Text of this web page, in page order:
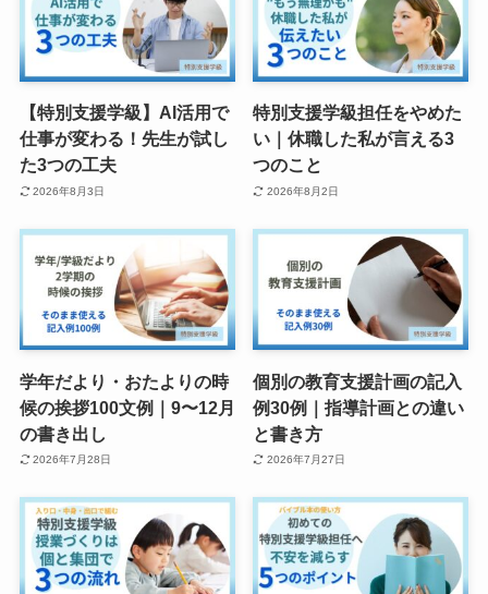
【特別支援学級】AI活用で
仕事が変わる！先生が試し
た3つの工夫
2026年8月3日
特別支援学級担任をやめた
い｜休職した私が言える3
つのこと
2026年8月2日
学年だより・おたよりの時
候の挨拶100文例｜9〜12月
の書き出し
2026年7月28日
個別の教育支援計画の記入
例30例｜指導計画との違い
と書き方
2026年7月27日